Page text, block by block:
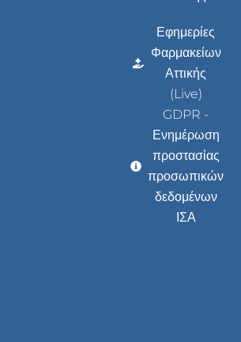
Εφημερίες
Φαρμακείων
Αττικής
(Live)
GDPR -
Ενημέρωση
προστασίας
προσωπικών
δεδομένων
ΙΣΑ